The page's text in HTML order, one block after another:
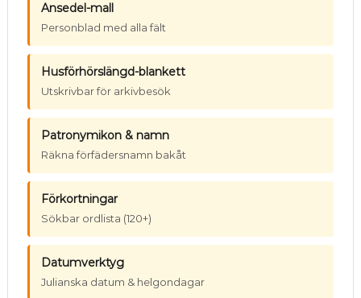
Ansedel-mall
Personblad med alla fält
Husförhörslängd-blankett
Utskrivbar för arkivbesök
Patronymikon & namn
Räkna förfädersnamn bakåt
Förkortningar
Sökbar ordlista (120+)
Datumverktyg
Julianska datum & helgondagar